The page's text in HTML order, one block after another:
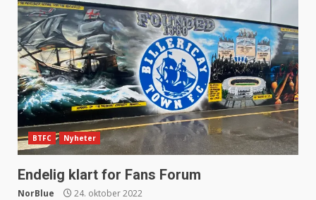
BTFC Nyheter
Endelig klart for Fans Forum
NorBlue 24. oktober 2022